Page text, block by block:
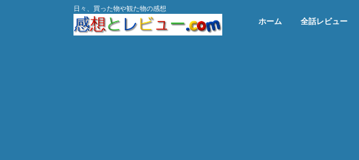
日々、買った物や観た物の感想
ホーム 全話レビュー